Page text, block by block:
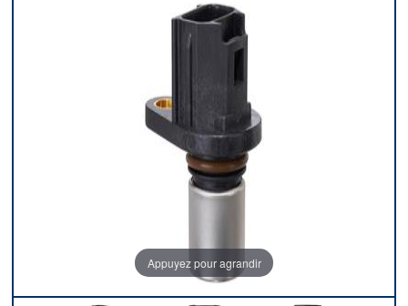
Appuyez pour agrandir